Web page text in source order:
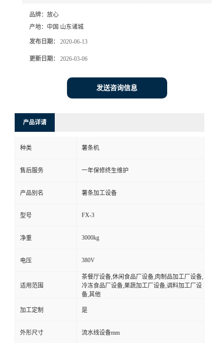
品牌： 放心
产地： 中国 山东诸城
发布日期： 2020-06-13
更新日期： 2026-03-06
发送咨询信息
产品详请
种类 薯条机
售后服务 一年保修终生维护
产品别名 薯条加工设备
型号 FX-3
净重 3000kg
电压 380V
适用范围
茶餐厅设备,休闲食品厂设备,肉制品加工厂设备,
冷冻食品厂设备,果蔬加工厂设备,调料加工厂设
备,其他
加工定制 是
外形尺寸 流水线设备mm